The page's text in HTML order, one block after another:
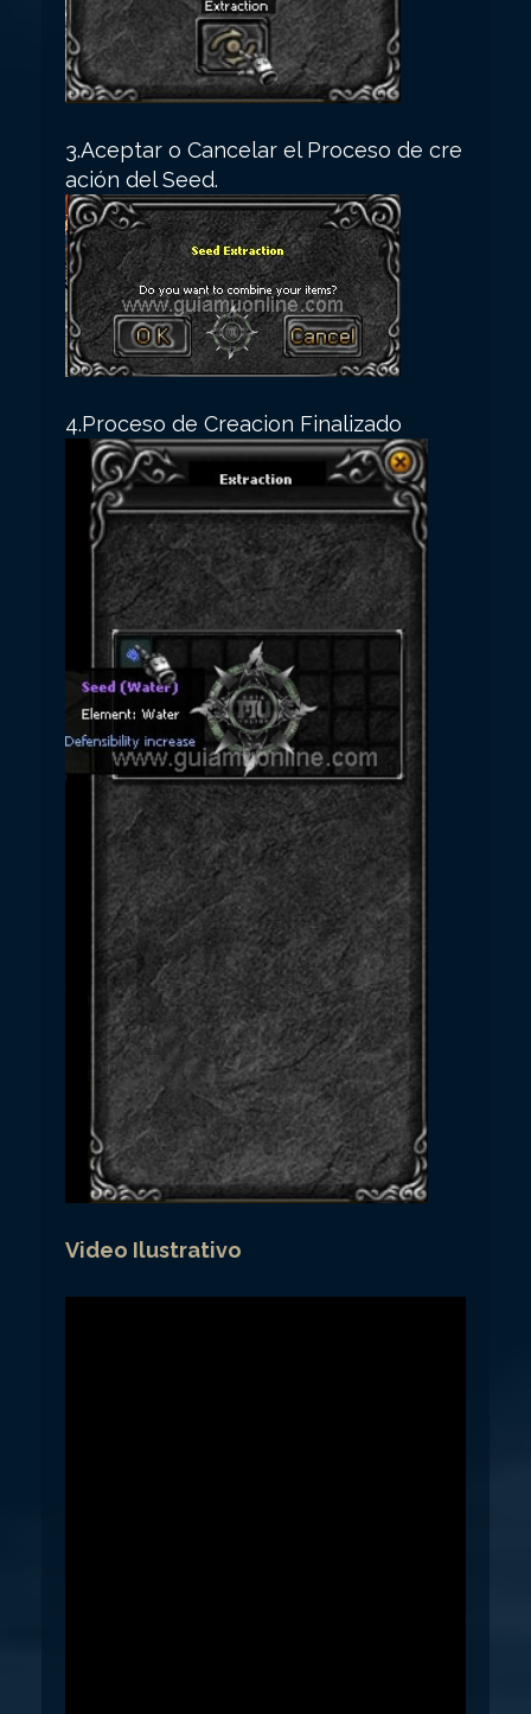
3.Aceptar o Cancelar el Proceso de cre
ación del Seed.
4.Proceso de Creacion Finalizado
Video Ilustrativo